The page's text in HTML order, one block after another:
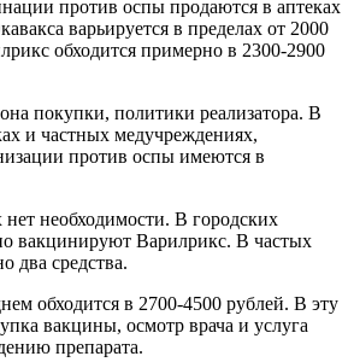
против оспы продаются в аптеках
варьируется в пределах от 2000
обходится примерно в 2300-2900
покупки, политики реализатора. В
и частных медучреждениях,
против оспы имеются в
необходимости. В городских
вакцинируют Варилрикс. В частых
два средства.
обходится в 2700-4500 рублей. В эту
вакцины, осмотр врача и услуга
препарата.